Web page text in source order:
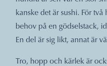
kanske det är sushi. För
behov på en gödselstack,
En del är sig likt, annat är
Tro, hopp och kärlek är